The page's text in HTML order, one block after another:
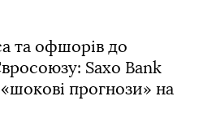
та офшорів до
Saxo Bank
прогнози» на